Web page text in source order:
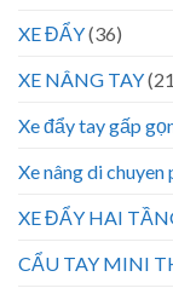
XE ĐẨY(36)
XE NÂNG TAY
Xe đẩy tay gấp
Xe nâng di chuyen
XE ĐẨY HAI
CẨU TAY MINI